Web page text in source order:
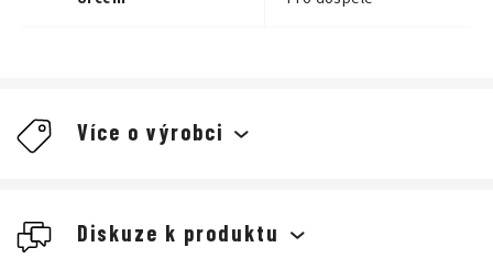
Diskuze k produktu
Více o výrobci